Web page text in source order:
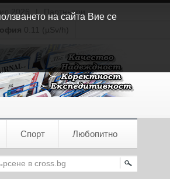
2026
Партньори
0.11 (µSv/h)
Спорт Любопитно
на сайта Вие се